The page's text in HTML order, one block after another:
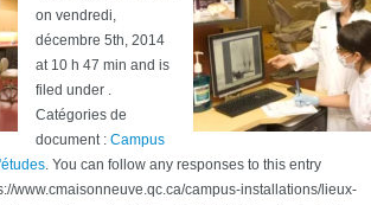
on vendredi,
décembre 5th, 2014
at 10 h 47 min and is
filed under .
Catégories de
document : Campus
. You can follow any responses to this entry
www.cmaisonneuve.qc.ca/campus-installations/lieux-